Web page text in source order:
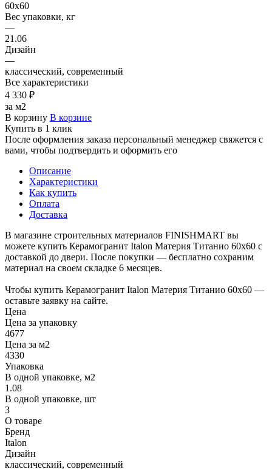
60х60
Вес упаковки, кг
—
21.06
Дизайн
—
классический, современный
Все характеристики
4 330 ₽
за м2
В корзину В корзине
Купить в 1 клик
После оформления заказа персональный менеджер свяжется с
вами, чтобы подтвердить и оформить его
Описание
Характеристики
Как купить
Оплата
Доставка
В магазине строительных материалов FINISHMART вы
можете купить Керамогранит Italon Материя Титанио 60х60 с
доставкой до двери. После покупки — бесплатно сохраним
материал на своем складке 6 месяцев.
Чтобы купить Керамогранит Italon Материя Титанио 60х60 —
оставьте заявку на сайте.
Цена
Цена за упаковку
4677
Цена за м2
4330
Упаковка
В одной упаковке, м2
1.08
В одной упаковке, шт
3
О товаре
Бренд
Italon
Дизайн
классический, современный